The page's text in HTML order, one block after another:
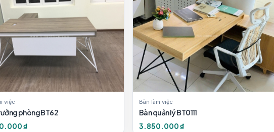
việc
phòng BT62
₫
Bàn làm việc
Bàn quản lý BT0111
3.850.000 ₫